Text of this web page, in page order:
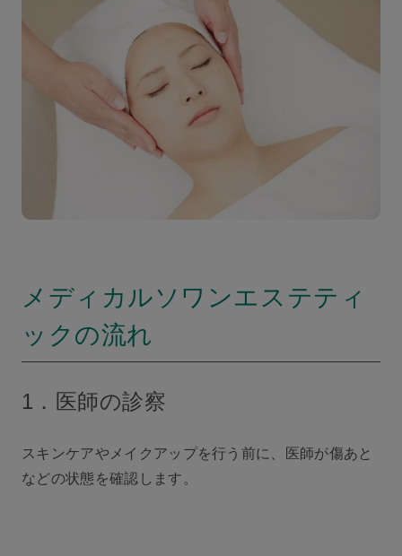
メディカルソワンエステティ
ックの流れ
1．医師の診察
スキンケアやメイクアップを行う前に、医師が傷あと
などの状態を確認します。